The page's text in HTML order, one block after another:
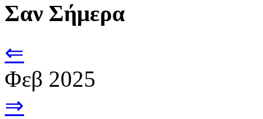
Σαν Σήμερα
⇐
Φεβ 2025
⇒